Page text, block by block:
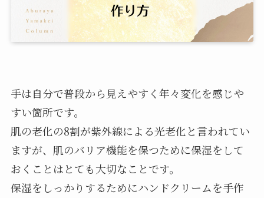
手は自分で普段から見えやすく年々変化を感じや
すい箇所です。
肌の老化の8割が紫外線による光老化と言われてい
ますが、肌のバリア機能を保つために保湿をして
おくことはとても大切なことです。
保湿をしっかりするためにハンドクリームを手作